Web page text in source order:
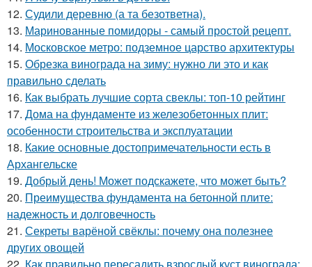
12. Судили деревню (а та безответна).
13. Маринованные помидоры - самый простой рецепт.
14. Московское метро: подземное царство архитектуры
15. Обрезка винограда на зиму: нужно ли это и как
правильно сделать
16. Как выбрать лучшие сорта свеклы: топ-10 рейтинг
17. Дома на фундаменте из железобетонных плит:
особенности строительства и эксплуатации
18. Какие основные достопримечательности есть в
Архангельске
19. Добрый день! Может подскажете, что может быть?
20. Преимущества фундамента на бетонной плите:
надежность и долговечность
21. Секреты варёной свёклы: почему она полезнее
других овощей